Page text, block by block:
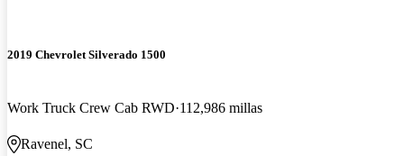
2019 Chevrolet Silverado 1500
Work Truck Crew Cab RWD 112,986 millas
Ravenel, SC